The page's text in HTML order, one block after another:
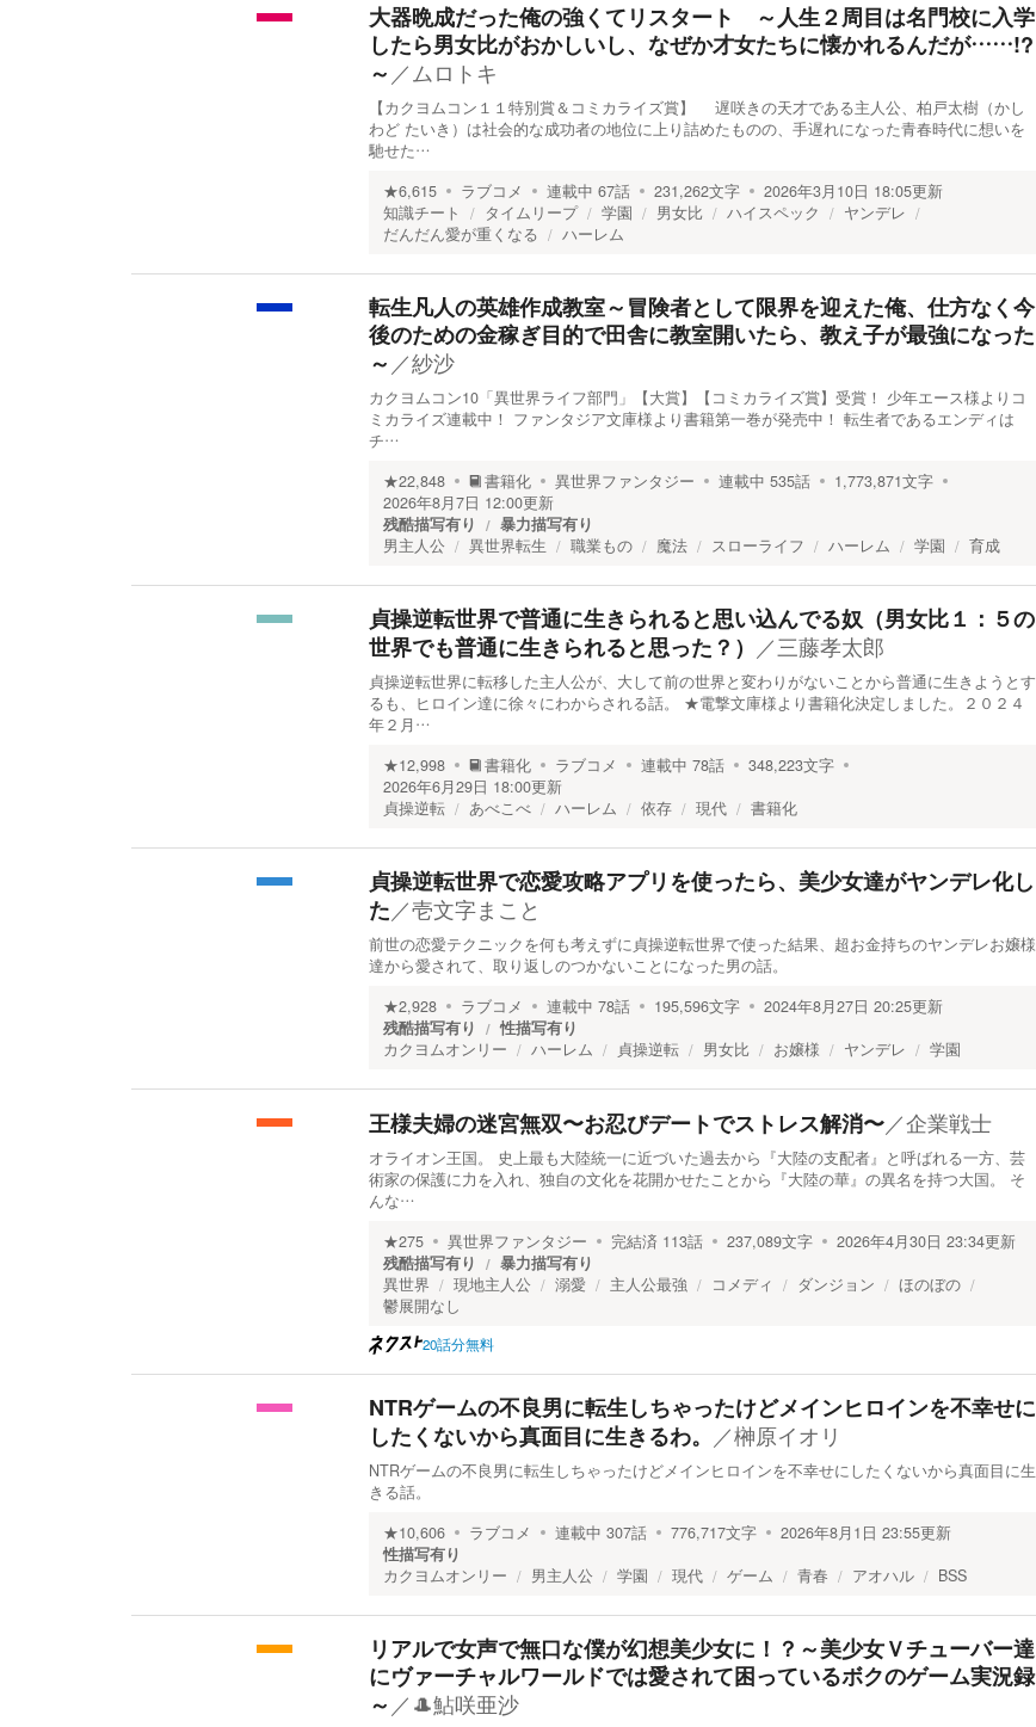
大器晩成だった俺の強くてリスタート ～人生２周目は名門校に入学
したら男女比がおかしいし、なぜか才女たちに懐かれるんだが……!?
～ ／ ムロトキ
【カクヨムコン１１特別賞＆コミカライズ賞】 遅咲きの天才である主人公、柏戸太樹（かし
わど たいき）は社会的な成功者の地位に上り詰めたものの、手遅れになった青春時代に想いを
馳せた…
★6,615 ラブコメ 連載中 67話 231,262文字 2026年3月10日 18:05更新
知識チート
タイムリープ 学園 男女比 ハイスペック
ヤンデレ
だんだん愛が重くなる
ハーレム
転生凡人の英雄作成教室～冒険者として限界を迎えた俺、仕方なく今
後のための金稼ぎ目的で田舎に教室開いたら、教え子が最強になった
～ ／紗沙
カクヨムコン10「異世界ライフ部門」【大賞】【コミカライズ賞】受賞！ 少年エース様よりコ
ミカライズ連載中！ ファンタジア文庫様より書籍第一巻が発売中！ 転生者であるエンディは
チ…
★22,848 書籍化 異世界ファンタジー 連載中 535話 1,773,871文字
2026年8月7日 12:00更新
残酷描写有り
暴力描写有り
男主人公
異世界転生 職業もの 魔法 スローライフ ハーレム 学園 育成
貞操逆転世界で普通に生きられると思い込んでる奴（男女比１：５の
世界でも普通に生きられると思った？） ／三藤孝太郎
貞操逆転世界に転移した主人公が、大して前の世界と変わりがないことから普通に生きようとす
るも、ヒロイン達に徐々にわからされる話。 ★電撃文庫様より書籍化決定しました。２０２４
年２月…
★12,998 書籍化 ラブコメ 連載中 78話 348,223文字
2026年6月29日 18:00更新
貞操逆転
あべこべ ハーレム 依存 現代 書籍化
貞操逆転世界で恋愛攻略アプリを使ったら、美少女達がヤンデレ化し
た／壱文字まこと
前世の恋愛テクニックを何も考えずに貞操逆転世界で使った結果、超お金持ちのヤンデレお嬢様
達から愛されて、取り返しのつかないことになった男の話。
★2,928 ラブコメ 連載中 78話 195,596文字 2024年8月27日 20:25更新
残酷描写有り
性描写有り
カクヨムオンリー
ハーレム 貞操逆転 男女比 お嬢様 ヤンデレ 学園
王様夫婦の迷宮無双〜お忍びデートでストレス解消〜／企業戦士
オライオン王国。 史上最も大陸統一に近づいた過去から『大陸の支配者』と呼ばれる一方、芸
術家の保護に力を入れ、独自の文化を花開かせたことから『大陸の華』の異名を持つ大国。 そ
んな…
★275 異世界ファンタジー 完結済 113話 237,089文字 2026年4月30日 23:34更新
残酷描写有り
暴力描写有り
異世界
現地主人公 溺愛 主人公最強 コメディ ダンジョン
ほのぼの
鬱展開なし
20話分無料
NTRゲームの不良男に転生しちゃったけどメインヒロインを不幸せに
したくないから真面目に生きるわ。 ／榊原イオリ
NTRゲームの不良男に転生しちゃったけどメインヒロインを不幸せにしたくないから真面目に生
きる話。
★10,606 ラブコメ 連載中 307話 776,717文字 2026年8月1日 23:55更新
性描写有り
カクヨムオンリー
男主人公 学園 現代 ゲーム 青春 アオハル BSS
リアルで女声で無口な僕が幻想美少女に！？～美少女Ｖチューバー達
にヴァーチャルワールドでは愛されて困っているボクのゲーム実況録
～ ／🎩鮎咲亜沙